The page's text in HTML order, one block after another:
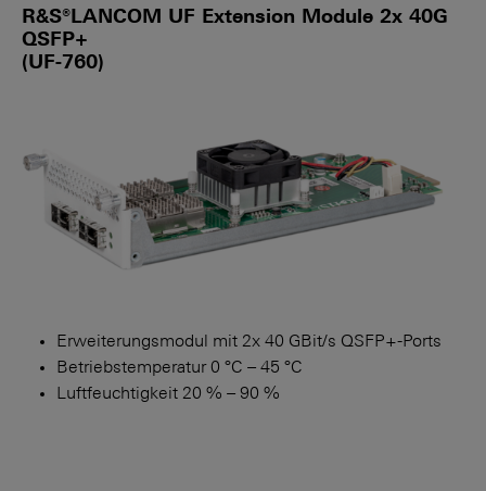
R&S®LANCOM UF Extension Module 2x 40G
QSFP+
(UF-760)
Erweiterungsmodul mit 2x 40 GBit/s QSFP+-Ports
Betriebstemperatur 0 °C – 45 °C
Luftfeuchtigkeit 20 % – 90 %